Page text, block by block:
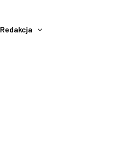
Redakcja